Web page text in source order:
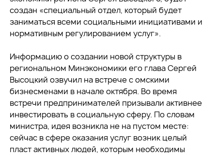
создан «специальный отдел, который будет
заниматься всеми социальными инициативами и
нормативным регулированием услуг».
Информацию о создании новой структуры в
региональном Минэкономики его глава Сергей
Высоцкий озвучил на встрече с омскими
бизнесменами в начале октября. Во время
встречи предпринимателей призывали активнее
инвестировать в социальную сферу. По словам
министра, идея возникла не на пустом месте:
сейчас в сфере оказания услуг возник целый
пласт активных людей, которым необходимы